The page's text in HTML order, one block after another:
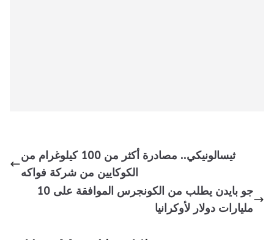
ثيسالونيكي.. مصادرة أكثر من 100 كيلوغرام من
الكوكايين من شركة فواكه
جو بايدن يطلب من الكونجرس الموافقة على 10
مليارات دولار لأوكرانيا